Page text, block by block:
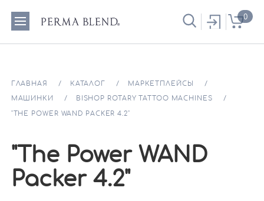
0
ГЛАВНАЯ КАТАЛОГ МАРКЕТПЛЕЙСЫ
МАШИНКИ BISHOP ROTARY TATTOO MACHINES
"THE POWER WAND PACKER 4.2"
"The Power WAND
Packer 4.2"